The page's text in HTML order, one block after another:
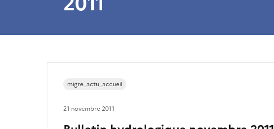
migre_actu_accueil
21 novembre 2011